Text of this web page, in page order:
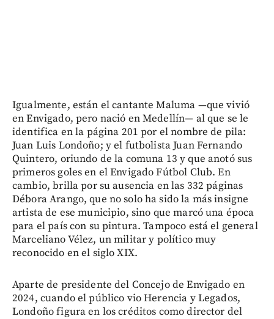
Igualmente, están el cantante Maluma —que vivió
en Envigado, pero nació en Medellín— al que se le
identifica en la página 201 por el nombre de pila:
Juan Luis Londoño; y el futbolista Juan Fernando
Quintero, oriundo de la comuna 13 y que anotó sus
primeros goles en el Envigado Fútbol Club. En
cambio, brilla por su ausencia en las 332 páginas
Débora Arango, que no solo ha sido la más insigne
artista de ese municipio, sino que marcó una época
para el país con su pintura. Tampoco está el general
Marceliano Vélez, un militar y político muy
reconocido en el siglo XIX.
Aparte de presidente del Concejo de Envigado en
2024, cuando el público vio Herencia y Legados,
Londoño figura en los créditos como director del